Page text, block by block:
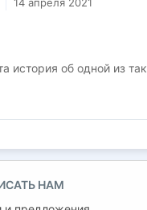
история об одной из
НАМ